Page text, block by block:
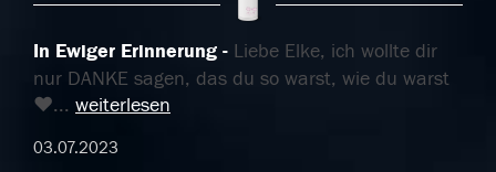
In Ewiger Erinnerung
Liebe Elke, ich wollte dir
nur DANKE sagen, das du so warst, wie du warst
♥... weiterlesen
03.07.2023